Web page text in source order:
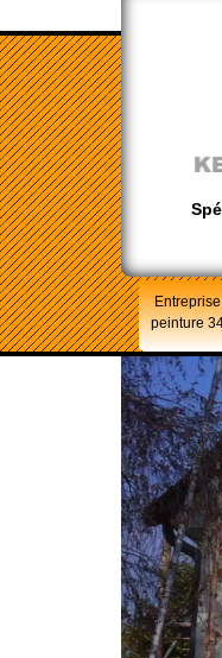
Entreprise
peinture